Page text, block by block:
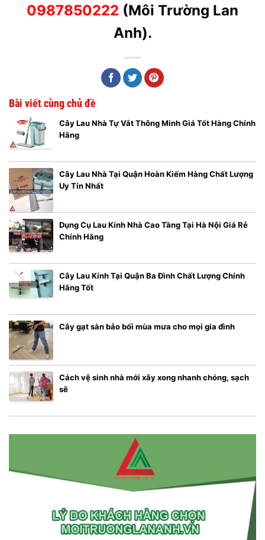
0987850222 (Môi Trường Lan
Anh).
Bài viết cùng chủ đề
Cây Lau Nhà Tự Vắt Thông Minh Giá Tốt Hàng Chính
Hãng
Cây Lau Nhà Tại Quận Hoàn Kiếm Hàng Chất Lượng
Uy Tín Nhất
Dụng Cụ Lau Kính Nhà Cao Tầng Tại Hà Nội Giá Rẻ
Chính Hãng
Cây Lau Kính Tại Quận Ba Đình Chất Lượng Chính
Hãng Tốt
Cây gạt sàn bảo bối mùa mưa cho mọi gia đình
Cách vệ sinh nhà mới xây xong nhanh chóng, sạch
sẽ